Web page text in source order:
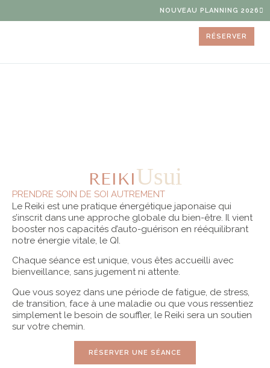
NOUVEAU PLANNING 2026
RÉSERVER
REIKIUsui
PRENDRE SOIN DE SOI AUTREMENT
Le Reiki est une pratique énergétique japonaise qui
s’inscrit dans une approche globale du bien-être. Il vient
booster nos capacités d’auto-guérison en rééquilibrant
notre énergie vitale, le QI.
Chaque séance est unique, vous êtes accueilli avec
bienveillance, sans jugement ni attente.
Que vous soyez dans une période de fatigue, de stress,
de transition, face à une maladie ou que vous ressentiez
simplement le besoin de souffler, le Reiki sera un soutien
sur votre chemin.
RÉSERVER UNE SÉANCE